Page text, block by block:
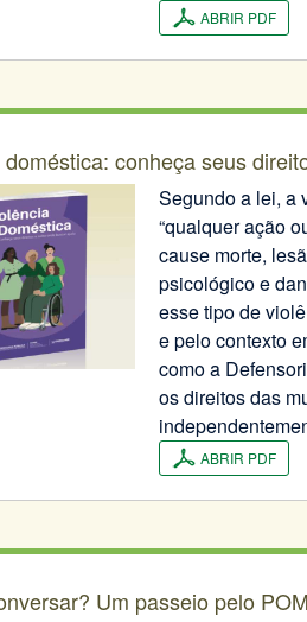
ABRIR PDF
conheça seus
Segundo a lei, a
“qualquer ação
cause morte,
psicológico e
esse tipo de
e pelo contexto
como a
os direitos das
ABRIR PDF
Um passeio pelo